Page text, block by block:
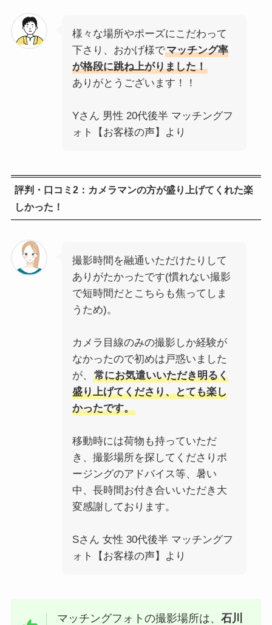
様々な場所やポーズにこだわって
下さり、おかげ様でマッチング率
が格段に跳ね上がりました！
ありがとうございます！！
Yさん 男性 20代後半 マッチングフ
ォト【お客様の声】より
評判・口コミ2：カメラマンの方が盛り上げてくれた楽
しかった！
撮影時間を融通いただけたりして
ありがたかったです(慣れない撮影
で短時間だとこちらも焦ってしま
うため)。
カメラ目線のみの撮影しか経験が
なかったので初めは戸惑いました
が、
常にお気遣いいただき明るく
盛り上げてくださり、とても楽し
かったです。
移動時には荷物も持っていただ
き、撮影場所を探してくださりポ
ージングのアドバイス等、暑い
中、長時間お付き合いいただき大
変感謝しております。
Sさん 女性 30代後半 マッチングフ
ォト【お客様の声】より
マッチングフォトの撮影場所は、石川